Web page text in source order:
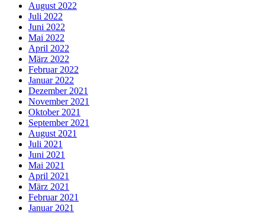
August 2022
Juli 2022
Juni 2022
Mai 2022
April 2022
März 2022
Februar 2022
Januar 2022
Dezember 2021
November 2021
Oktober 2021
September 2021
August 2021
Juli 2021
Juni 2021
Mai 2021
April 2021
März 2021
Februar 2021
Januar 2021